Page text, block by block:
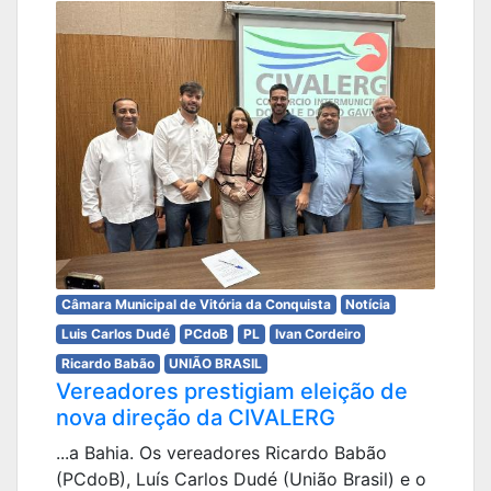
Câmara Municipal de Vitória da Conquista
Notícia
Luis Carlos Dudé
PCdoB PL
Ivan Cordeiro
Ricardo Babão
UNIÃO BRASIL
Vereadores prestigiam eleição de
nova direção da CIVALERG
...a Bahia. Os vereadores Ricardo Babão
(PCdoB), Luís Carlos Dudé (União Brasil) e o